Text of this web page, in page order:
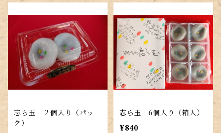
志ら玉 ２個入り（パッ
ク）
志ら玉 6個入り（箱入）
¥840